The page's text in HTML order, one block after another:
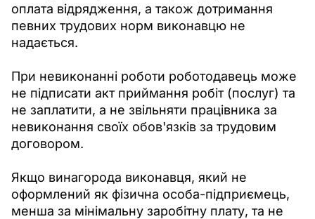
оплата відрядження, а також дотримання
певних трудових норм виконавцю не
надається.
При невиконанні роботи роботодавець може
не підписати акт приймання робіт (послуг) та
не заплатити, а не звільняти працівника за
невиконання своїх обов'язків за трудовим
договором.
Якщо винагорода виконавця, який не
оформлений як фізична особа-підприємець,
менша за мінімальну заробітну плату, та не